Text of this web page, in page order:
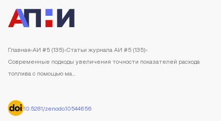
Главная АИ #5 (135) Статьи журнала АИ #5 (135)
Современные подходы увеличения точности показателей расхода
топлива с помощью ма...
10.5281/zenodo.10544656